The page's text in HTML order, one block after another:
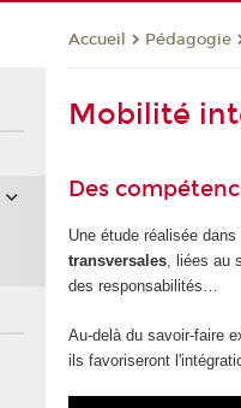
Accueil Pédagogie
Mobilité
Des
Une étude réalisée
transversales, liées au
des responsabilités…
Au-delà du savoir-faire
ils favoriseront